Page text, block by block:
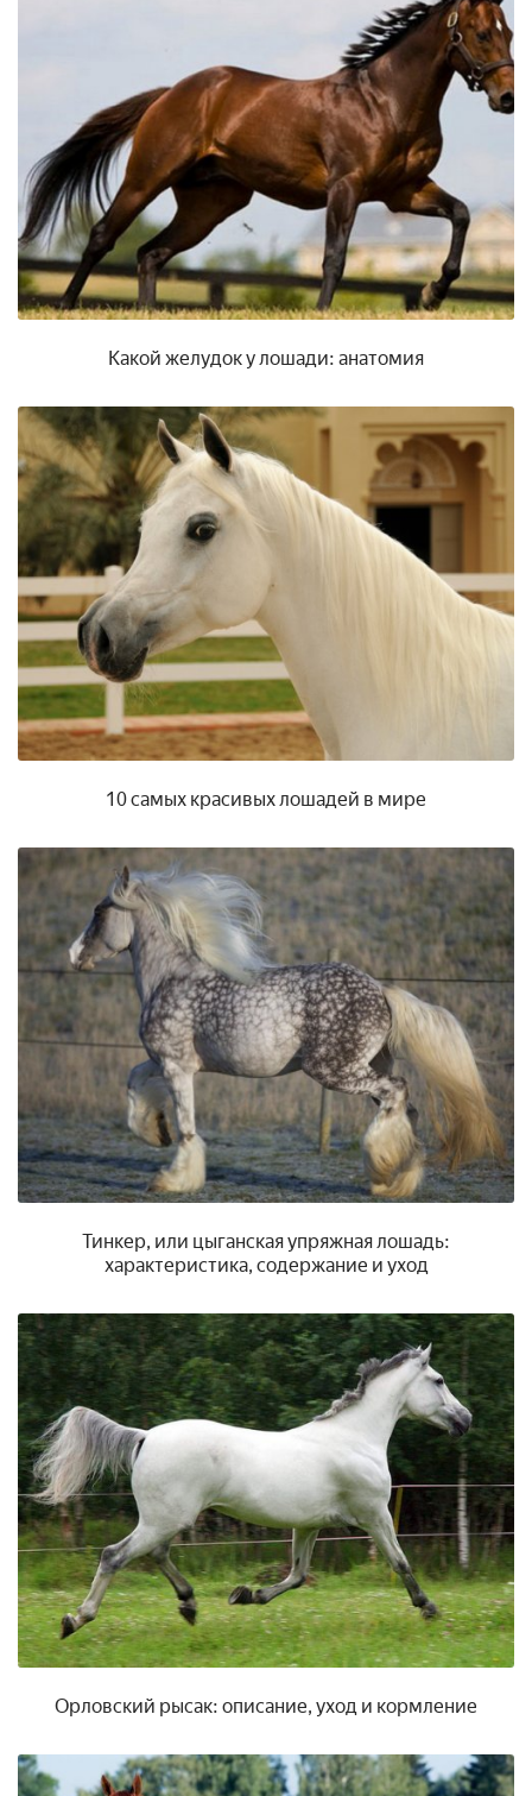
Какой желудок у лошади: анатомия
10 самых красивых лошадей в мире
Тинкер, или цыганская упряжная лошадь:
характеристика, содержание и уход
Орловский рысак: описание, уход и кормление